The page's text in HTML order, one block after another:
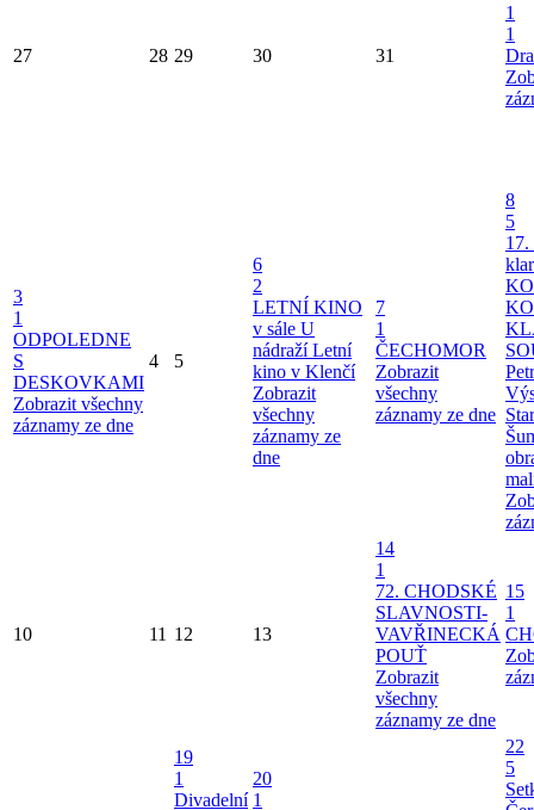
27 28 29 30 31
1
1
3
1
ODPOLEDNE
S
DESKOVKAMI
Zobrazit všechny
záznamy ze dne
4 5
6
2
LETNÍ KINO
v sále U
nádražíLetní
kino v Klenčí
Zobrazit
všechny
záznamy ze
dne
7
1
ČECHOMOR
Zobrazit
všechny
záznamy ze dne
8
5
10 11 12 13
14
1
72. CHODSKÉ
SLAVNOSTI-
VAVŘINECKÁ
POUŤ
Zobrazit
všechny
záznamy ze dne
15
1
19
1
Divadelní
20
1
22
5